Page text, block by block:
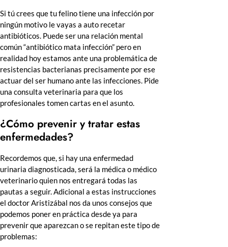
Si tú crees que tu felino tiene una infección por
ningún motivo le vayas a auto recetar
antibióticos. Puede ser una relación mental
común “antibiótico mata infección” pero en
realidad hoy estamos ante una problemática de
resistencias bacterianas precisamente por ese
actuar del ser humano ante las infecciones. Pide
una consulta veterinaria para que los
profesionales tomen cartas en el asunto.
¿Cómo prevenir y tratar estas
enfermedades?
Recordemos que, si hay una enfermedad
urinaria diagnosticada, será la médica o médico
veterinario quien nos entregará todas las
pautas a seguir. Adicional a estas instrucciones
el doctor Aristizábal nos da unos consejos que
podemos poner en práctica desde ya para
prevenir que aparezcan o se repitan este tipo de
problemas: